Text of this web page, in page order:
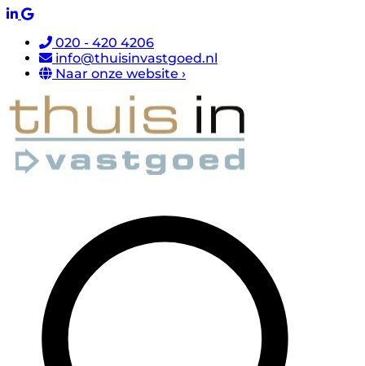
020 - 420 4206
info@thuisinvastgoed.nl
Naar onze website ›